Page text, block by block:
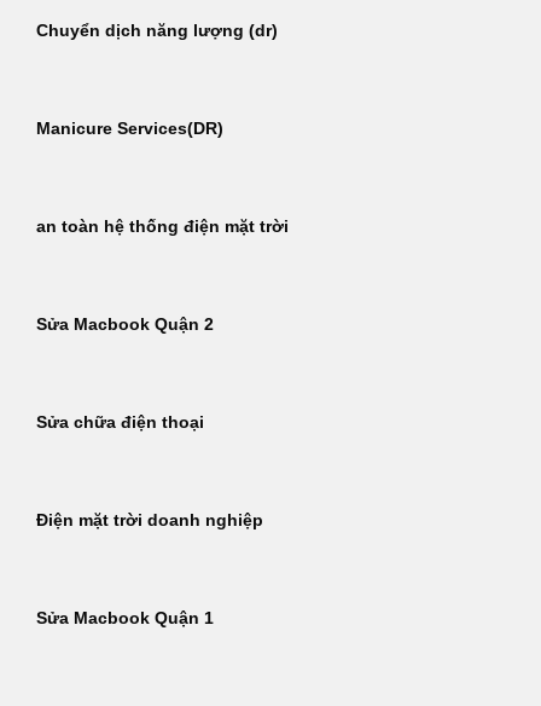
Chuyển dịch năng lượng (dr)
Manicure Services(DR)
an toàn hệ thống điện mặt trời
Sửa Macbook Quận 2
Sửa chữa điện thoại
Điện mặt trời doanh nghiệp
Sửa Macbook Quận 1